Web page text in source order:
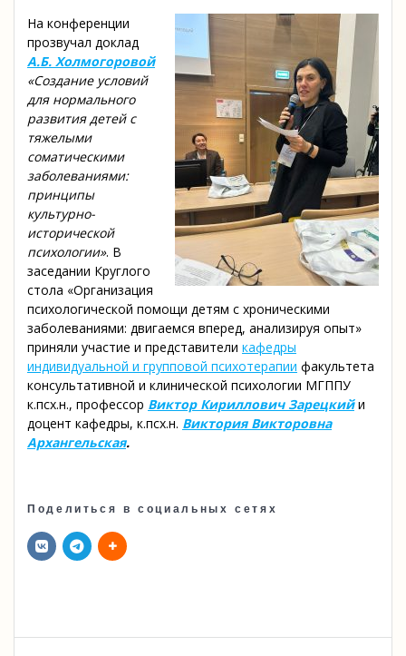
На конференции
прозвучал доклад
А.Б. Холмогоровой
«Создание условий
для нормального
развития детей с
тяжелыми
соматическими
заболеваниями:
принципы
культурно-
исторической
психологии». В
заседании Круглого
стола «Организация
психологической помощи детям с хроническими
заболеваниями: двигаемся вперед, анализируя опыт»
приняли участие и представители кафедры
индивидуальной и групповой психотерапии факультета
консультативной и клинической психологии МГППУ
к.псх.н., профессор Виктор Кириллович Зарецкийи
доцент кафедры, к.псх.н. Виктория Викторовна
Архангельская.
Поделиться в социальных сетях